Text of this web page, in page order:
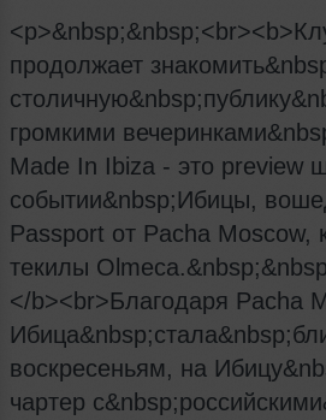
продолжает
громкими
Made In Ibiza - это preview
событии&nbsp;Ибицы,
Passport от Pacha Moscow,
текилы
</b><br>Благодаря Pacha
воскресеньям, на
чартер